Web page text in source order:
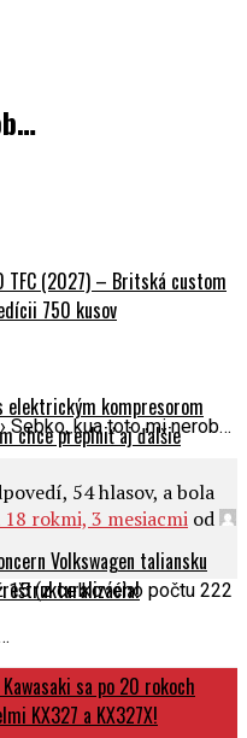
TFC (2027) – Britská custom
750 kusov
elektrickým kompresorom
chce preplniť aj ďalšie
Volkswagen taliansku
Kawasaki sa po 20 rokoch
KX327 a KX327X!
› Sebko, kua toto mi nerob…
54 hlasov, a bola
rokmi, 3 mesiacmi od
15 (z celkového počtu 222